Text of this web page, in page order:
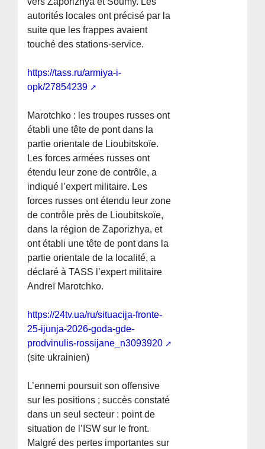
autorités locales ont précisé par la
suite que les frappes avaient
touché des stations-service.
https://tass.ru/armiya-i-
opk/27854239
Marotchko : les troupes russes ont
établi une tête de pont dans la
partie orientale de Lioubitskoïe.
Les forces armées russes ont
étendu leur zone de contrôle, a
indiqué l’expert militaire. Les
forces russes ont étendu leur zone
de contrôle près de Lioubitskoïe,
dans la région de Zaporizhya, et
ont établi une tête de pont dans la
partie orientale de la localité, a
déclaré à TASS l’expert militaire
Andreï Marotchko.
https://24tv.ua/ru/situacija-fronte-
25-ijunja-2026-goda-gde-
prodvinulis-rossijane_n3093920
(site ukrainien)
L’ennemi poursuit son offensive
sur les positions ; succès constaté
dans un seul secteur : point de
situation de l’ISW sur le front.
Malgré des pertes importantes sur